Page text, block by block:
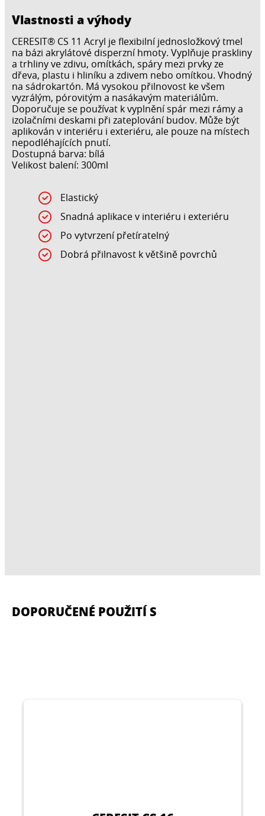
Vlastnosti a výhody
CERESIT® CS 11 Acryl je flexibilní jednosložkový tmel
na bázi akrylátové disperzní hmoty. Vyplňuje praskliny
a trhliny ve zdivu, omítkách, spáry mezi prvky ze
dřeva, plastu i hliníku a zdivem nebo omítkou. Vhodný
na sádrokartón. Má vysokou přilnovost ke všem
vyzrálým, pórovitým a nasákavým materiálům.
Doporučuje se používat k vyplnění spár mezi rámy a
izolačními deskami při zateplování budov. Může být
aplikován v interiéru i exteriéru, ale pouze na místech
nepodléhajících pnutí.
Dostupná barva: bílá
Velikost balení: 300ml
Elastický
Snadná aplikace v interiéru i exteriéru
Po vytvrzení přetíratelný
Dobrá přilnavost k většině povrchů
DOPORUČENÉ POUŽITÍ S